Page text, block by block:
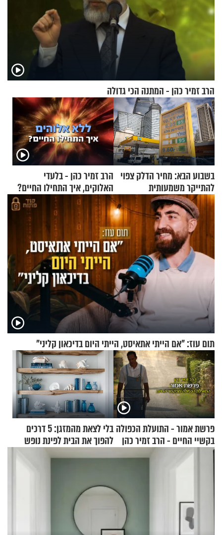
הרב זמיר כהן - המתנה הכי גדולה
בשבוע הבא: מחיר הדלק צפוי
להתייקר משמעותית
הרב זמיר כהן - בלעדי
האלוקים, איך התחילו החיים?
תום עוז: "אם הייתי אתאיסט, הייתי היום בדיכאון קליני"
פרשת אמור - התועלת הכפולה
בקשיי החיים - הרב זמיר כהן
בלי לצאת מהמזגן: 5 דרכים
להפוך את הבית לפינת נופש
מעוצבת